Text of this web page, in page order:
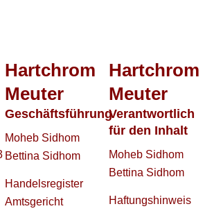
Hartchrom
Meuter
Geschäftsführung
Moheb Sidhom
Bettina Sidhom
Handelsregister
Amtsgericht
Hartchrom
Meuter
Verantwortlich
für den Inhalt
Moheb Sidhom
Bettina Sidhom
Haftungshinweis